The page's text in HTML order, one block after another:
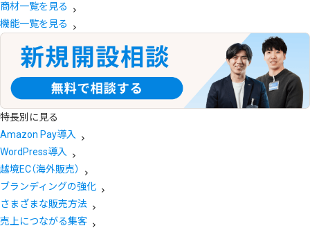
商材一覧を見る
機能一覧を見る
特長別に見る
Amazon Pay導入
WordPress導入
越境EC（海外販売）
ブランディングの強化
さまざまな販売方法
売上につながる集客